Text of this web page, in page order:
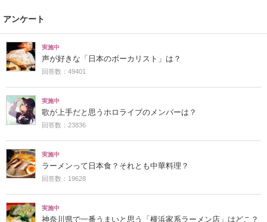
アンケート
実施中
声が好きな「日本のボーカリスト」は？
回答数：49401
実施中
歌が上手だと思うホロライブのメンバーは？
回答数：23836
実施中
ラーメンって日本食？それとも中華料理？
回答数：19628
実施中
神奈川県で一番うまいと思う「横浜家系ラーメン店」はどこ？